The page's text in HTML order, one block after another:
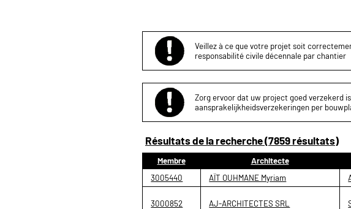
Veillez à ce que votre projet soit
responsabilité civile décennale par chantier
Zorg ervoor dat uw project goed verzekerd
aansprakelijkheidsverzekeringen per
Résultats de la recherche (7859 résultats)
Membre Architecte
3005440
AÏT OUHMANE Myriam
3000852 AJ-ARCHITECTES SRL